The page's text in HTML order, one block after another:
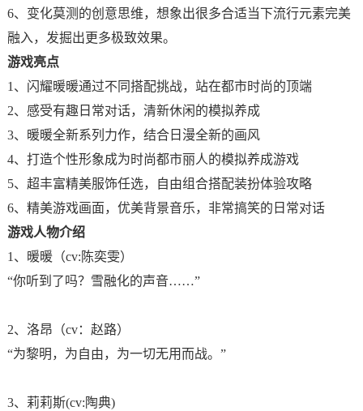
6、变化莫测的创意思维，想象出很多合适当下流行元素完美
融入，发掘出更多极致效果。
游戏亮点
1、闪耀暖暖通过不同搭配挑战，站在都市时尚的顶端
2、感受有趣日常对话，清新休闲的模拟养成
3、暖暖全新系列力作，结合日漫全新的画风
4、打造个性形象成为时尚都市丽人的模拟养成游戏
5、超丰富精美服饰任选，自由组合搭配装扮体验攻略
6、精美游戏画面，优美背景音乐，非常搞笑的日常对话
游戏人物介绍
1、暖暖（cv:陈奕雯）
“你听到了吗？雪融化的声音……”
2、洛昂（cv：赵路）
“为黎明，为自由，为一切无用而战。”
3、莉莉斯(cv:陶典)